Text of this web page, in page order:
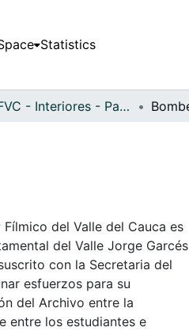
Statistics
APFFVC - Interiores - Patrimonial
del Valle del Cauca es
del Valle Jorge Garcés
con la Secretaria del
esfuerzos para su
del Archivo entre la
entre los estudiantes e